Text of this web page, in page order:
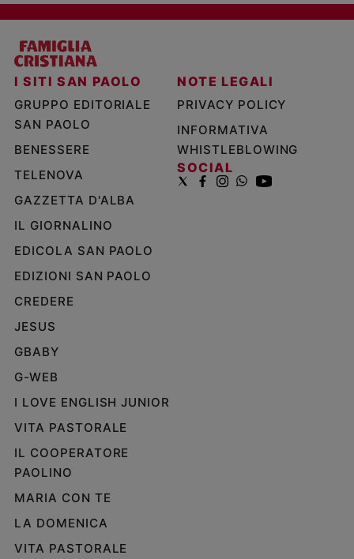
I SITI SAN PAOLO
GRUPPO EDITORIALE
SAN PAOLO
BENESSERE
TELENOVA
GAZZETTA D'ALBA
IL GIORNALINO
EDICOLA SAN PAOLO
EDIZIONI SAN PAOLO
CREDERE
JESUS
GBABY
G-WEB
I LOVE ENGLISH JUNIOR
VITA PASTORALE
IL COOPERATORE
PAOLINO
MARIA CON TE
LA DOMENICA
VITA PASTORALE
NOTE LEGALI
PRIVACY POLICY
INFORMATIVA
WHISTLEBLOWING
SOCIAL